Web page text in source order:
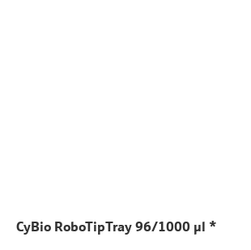
CyBio RoboTipTray 96/1000 µl *